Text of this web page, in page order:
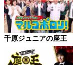
千原ジュニアの座王